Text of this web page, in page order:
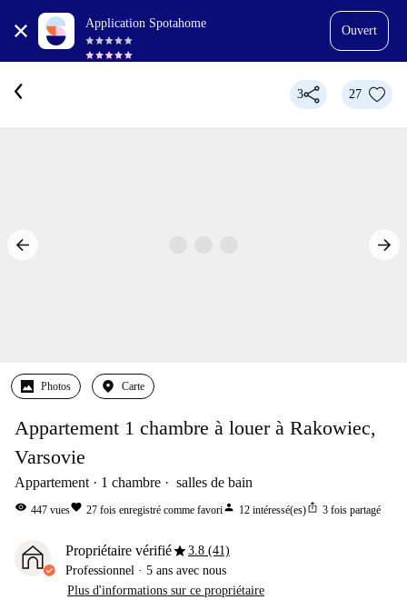
Application Spotahome
Ouvert
3 27
Photos Carte
Appartement 1 chambre à louer à Rakowiec,
Varsovie
Appartement 1 chambre salles de bain
visibility 447 vuesfavorite 27 fois enregistré comme favoriperson 12 intéressé(es)ios_share 3 fois partagé
Propriétaire vérifiéstar3.8 (41)
Professionnel · 5 ans avec nous
Plus d'informations sur ce propriétaire